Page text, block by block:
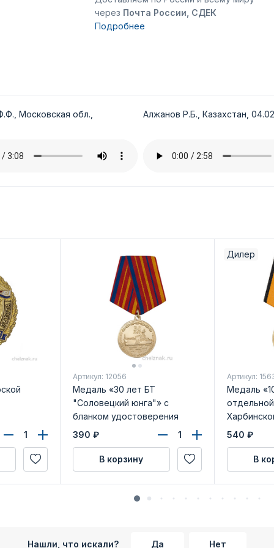
через Почта России, СДЕК
Подробнее
Московская обл., Алжанов Р.Б., Казахстан,
Артикул: 12056
Медаль «30 лет БТ
"Соловецкий юнга"» с
бланком удостоверения
390 ₽
В корзину
Дилер
Артикул:
Медаль
бланком
540 ₽
В
Нашли, что искали? Да Нет